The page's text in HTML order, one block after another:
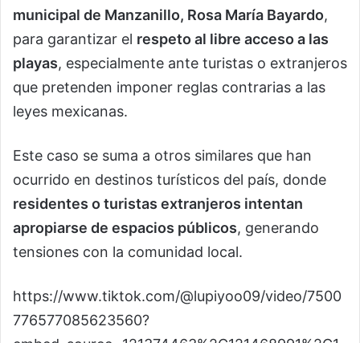
municipal de Manzanillo, Rosa María Bayardo,
para garantizar el respeto al libre acceso a las
playas, especialmente ante turistas o extranjeros
que pretenden imponer reglas contrarias a las
leyes mexicanas.
Este caso se suma a otros similares que han
ocurrido en destinos turísticos del país, donde
residentes o turistas extranjeros intentan
apropiarse de espacios públicos, generando
tensiones con la comunidad local.
https://www.tiktok.com/@lupiyoo09/video/7500
776577085623560?